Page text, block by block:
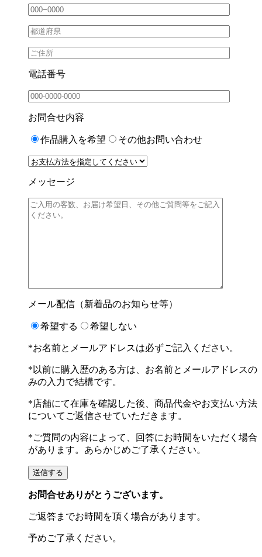
電話番号
お問合せ内容
作品購入を希望 その他お問い合わせ
メッセージ
メール配信（新着品のお知らせ等）
希望する 希望しない
*お名前とメールアドレスは必ずご記入ください。
*以前に購入歴のある方は、お名前とメールアドレスの
みの入力で結構です。
*店舗にて在庫を確認した後、商品代金やお支払い方法
についてご返信させていただきます。
*ご質問の内容によって、回答にお時間をいただく場合
があります。あらかじめご了承ください。
お問合せありがとうございます。
ご返答までお時間を頂く場合があります。
予めご了承ください。